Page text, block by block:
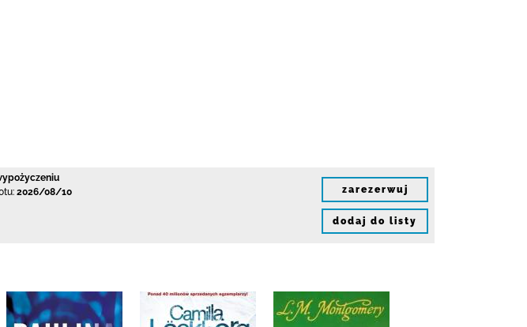
2026/08/10 zarezerwuj
dodaj do listy